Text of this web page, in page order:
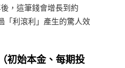
，這筆錢會增長到約
「利滾利」產生的驚人效
初始本金、每期投